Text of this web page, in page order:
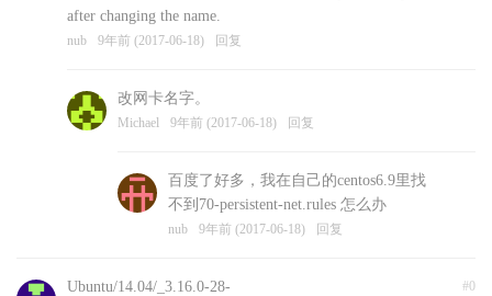
after changing the name.
nub 9年前 (2017-06-18) 回复
改网卡名字。
Michael 9年前 (2017-06-18) 回复
百度了好多，我在自己的centos6.9里找
不到70-persistent-net.rules 怎么办
nub 9年前 (2017-06-18) 回复
#0
Ubuntu/14.04/_3.16.0-28-